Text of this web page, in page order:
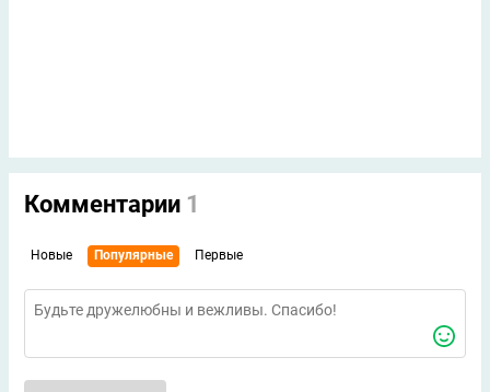
Комментарии 1
Новые Популярные Первые